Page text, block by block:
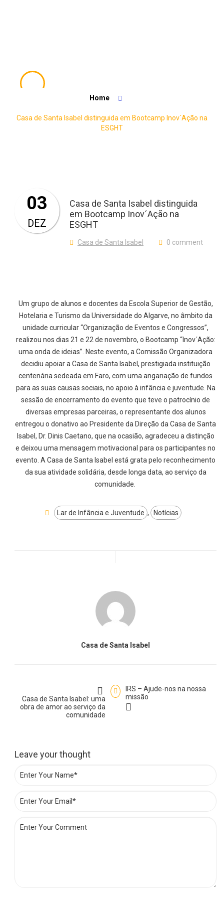
Bootcamp Inov´Ação na ESGHT
Home
Casa de Santa Isabel distinguida em Bootcamp Inov´Ação na
ESGHT
Casa de Santa Isabel distinguida
em Bootcamp Inov´Ação na
ESGHT
Casa de Santa Isabel
03
DEZ
0 comment
Um grupo de alunos e docentes da Escola Superior de Gestão,
Hotelaria e Turismo da Universidade do Algarve, no âmbito da
unidade curricular “Organização de Eventos e Congressos”,
realizou nos dias 21 e 22 de novembro, o Bootcamp “Inov´Ação:
uma onda de ideias”. Neste evento, a Comissão Organizadora
decidiu apoiar a Casa de Santa Isabel, prestigiada instituição
centenária sedeada em Faro, com uma angariação de fundos
para as suas causas sociais, no apoio à infância e juventude . Na
sessão de encerramento do evento que teve o patrocínio de
diversas empresas parceiras, o representante dos alunos
entregou o donativo ao Presidente da Direção da Casa de Santa
sabel, Dr. Dinis Caetano, que na ocasião, agradeceu a distinção
e deixou uma mensagem motivacional para os participantes no
evento. A Casa de Santa Isabel está grata pelo reconhecimento
da sua atividade solidária, desde longa data, ao serviço da
comunidade.
Lar de Infância e Juventude , Notícias
Casa de Santa Isabel
Casa de Santa Isabel: uma
obra de amor ao serviço da
comunidade
IRS – Ajude-nos na nossa
missão
Leave your thought